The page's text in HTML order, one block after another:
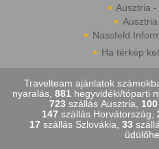
Ausztria
Nassfeld
Ha térkép
Travelteam ajánlatok
nyaralás, 881 hegyvidéki/tóparti
723 szállás Ausztria, 100
147 szállás Horvátország,
17 szállás Szlovákia,33